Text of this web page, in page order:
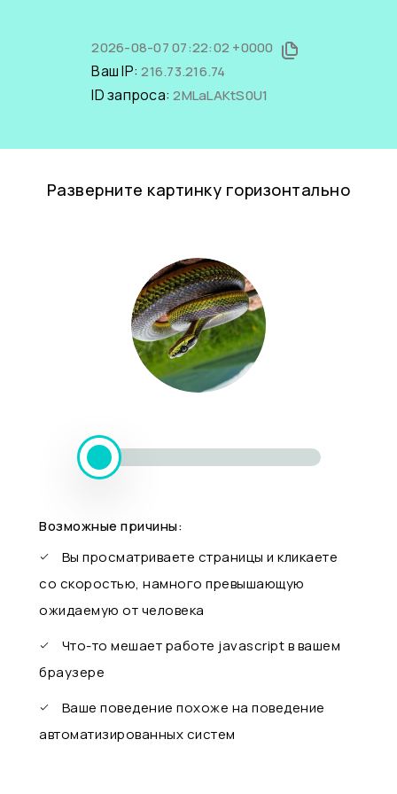
2026-08-07 07:22:02 +0000
Ваш IP:216.73.216.74
ID запроса:2MLaLAKtS0U1
Разверните картинку горизонтально
Возможные причины:
Вы просматриваете страницы и кликаете
со скоростью, намного превышающую
ожидаемую от человека
Что-то мешает работе javascript в вашем
браузере
Ваше поведение похоже на поведение
автоматизированных систем